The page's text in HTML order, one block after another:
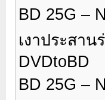
BD 25G –
เงาประสา
DVDtoBD
BD 25G –